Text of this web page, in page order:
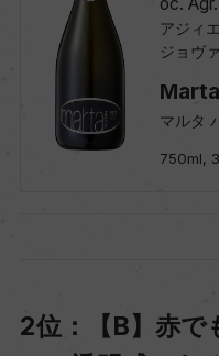
oc. Agr.
アジィ
ジョヴ
マルタ
750ml,
2位：【B】赤で